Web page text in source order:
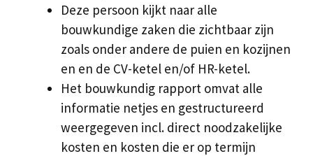
Deze persoon kijkt naar alle
bouwkundige zaken die zichtbaar zijn
zoals onder andere de puien en kozijnen
en en de CV-ketel en/of HR-ketel.
Het bouwkundig rapport omvat alle
informatie netjes en gestructureerd
weergegeven incl. direct noodzakelijke
kosten en kosten die er op termijn